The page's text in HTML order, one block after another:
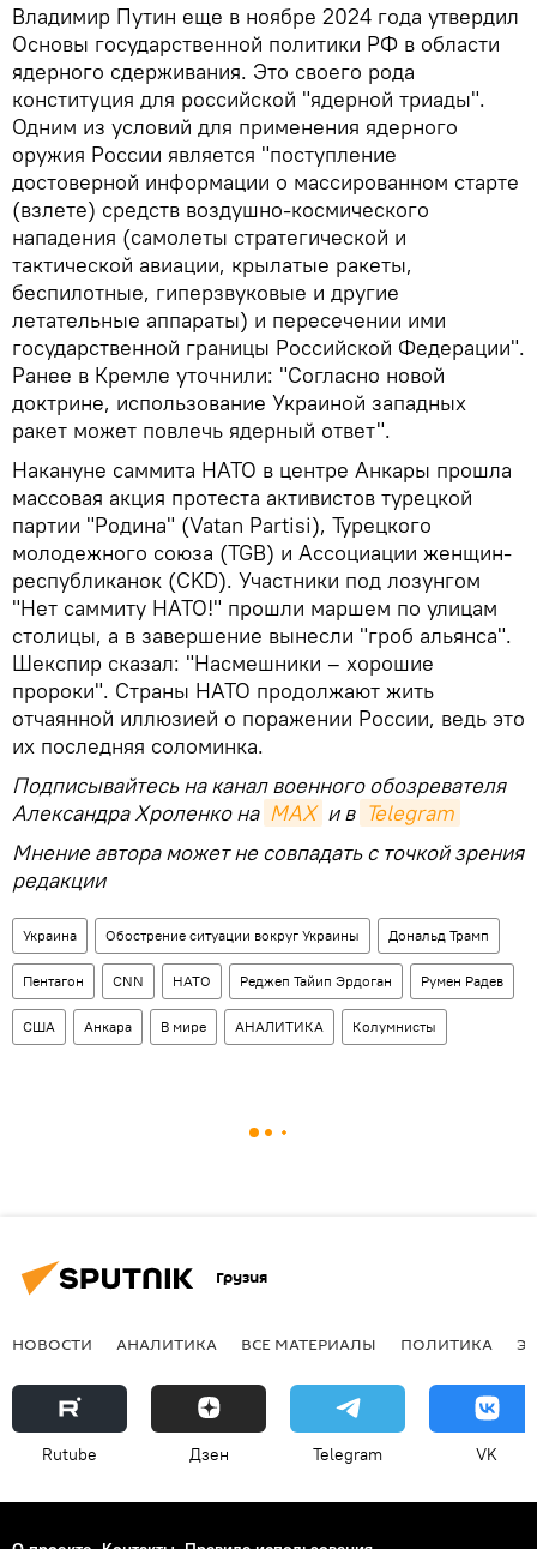
Владимир Путин еще в ноябре 2024 года утвердил
Основы государственной политики РФ в области
ядерного сдерживания. Это своего рода
конституция для российской "ядерной триады".
Одним из условий для применения ядерного
оружия России является "поступление
достоверной информации о массированном старте
(взлете) средств воздушно-космического
нападения (самолеты стратегической и
тактической авиации, крылатые ракеты,
беспилотные, гиперзвуковые и другие
летательные аппараты) и пересечении ими
государственной границы Российской Федерации".
Ранее в Кремле уточнили: "Согласно новой
доктрине, использование Украиной западных
ракет может повлечь ядерный ответ".
Накануне саммита НАТО в центре Анкары прошла
массовая акция протеста активистов турецкой
партии "Родина" (Vatan Partisi), Турецкого
молодежного союза (TGB) и Ассоциации женщин-
республиканок (CKD). Участники под лозунгом
"Нет саммиту НАТО!" прошли маршем по улицам
столицы, а в завершение вынесли "гроб альянса".
Шекспир сказал: "Насмешники – хорошие
пророки". Страны НАТО продолжают жить
отчаянной иллюзией о поражении России, ведь это
их последняя соломинка.
Подписывайтесь на канал военного обозревателя
Александра Хроленко на MAX и в Telegram
Мнение автора может не совпадать с точкой зрения
редакции
Украина Обострение ситуации вокруг Украины Дональд Трамп
Пентагон CNN НАТО Реджеп Тайип Эрдоган Румен Радев
США Анкара В мире АНАЛИТИКА Колумнисты
Грузия
НОВОСТИ АНАЛИТИКА ВСЕ МАТЕРИАЛЫ ПОЛИТИКА
Rutube Дзен Telegram VK